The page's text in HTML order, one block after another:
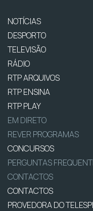
NOTÍCIAS
DESPORTO
TELEVISÃO
RÁDIO
RTP ARQUIVOS
RTP ENSINA
RTP PLAY
EM DIRETO
REVER PROGRAMAS
CONCURSOS
PERGUNTAS
CONTACTOS
CONTACTOS
PROVEDORA DO